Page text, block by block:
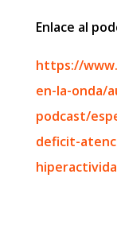
Enlace al
https://
en-la-onda/
podcast/
deficit-